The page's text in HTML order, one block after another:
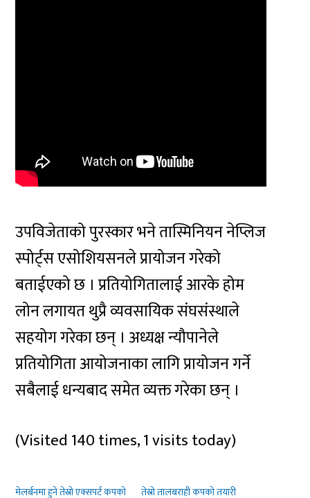
उपविजेताको पुरस्कार भने तास्मिनियन नेप्लिज
स्पोर्ट्स एसोशियसनले प्रायोजन गरेको
बताईएको छ । प्रतियोगितालाई आरके होम
लोन लगायत थुप्रै व्यवसायिक संघसंस्थाले
सहयोग गरेका छन् । अध्यक्ष न्यौपानेले
प्रतियोगिता आयोजनाका लागि प्रायोजन गर्ने
सबैलाई धन्यबाद समेत व्यक्त गरेका छन् ।
(Visited 140 times, 1 visits today)
मेलर्बनमा हुने तेस्रो एक्सपर्ट कपको
तेस्रो तालबराही कपको तयारी